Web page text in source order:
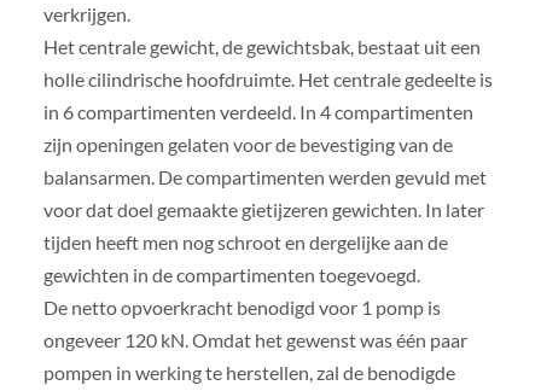
verkrijgen.
Het centrale gewicht, de gewichtsbak, bestaat uit een
holle cilindrische hoofdruimte. Het centrale gedeelte is
in 6 compartimenten verdeeld. In 4 compartimenten
zijn openingen gelaten voor de bevestiging van de
balansarmen. De compartimenten werden gevuld met
voor dat doel gemaakte gietijzeren gewichten. In later
tijden heeft men nog schroot en dergelijke aan de
gewichten in de compartimenten toegevoegd.
De netto opvoerkracht benodigd voor 1 pomp is
ongeveer 120 kN. Omdat het gewenst was één paar
pompen in werking te herstellen, zal de benodigde